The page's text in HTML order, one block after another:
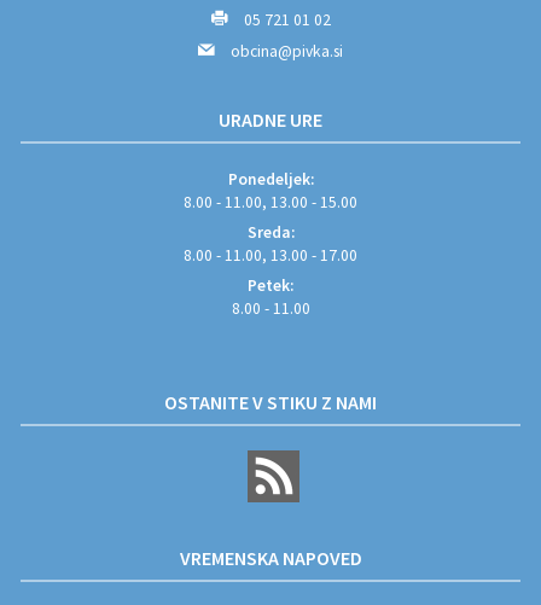
05 721 01 02
obcina@pivka.si
URADNE URE
Ponedeljek:
8.00 - 11.00, 13.00 - 15.00
Sreda:
8.00 - 11.00, 13.00 - 17.00
Petek:
8.00 - 11.00
OSTANITE V STIKU Z NAMI
VREMENSKA NAPOVED